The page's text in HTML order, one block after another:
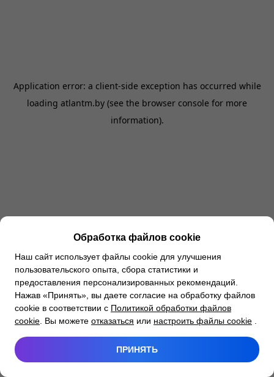
Application error: a client-side exception has occurred while
loading atlantm.by (see the browser console for more
information).
Обработка файлов cookie
Наш сайт использует файлы cookie для улучшения
пользовательского опыта, сбора статистики и
предоставления персонализированных рекомендаций.
Нажав «Принять», вы даете согласие на обработку файлов
cookie в соответствии с Политикой обработки файлов
cookie . Вы можете отказаться или настроить файлы cookie
ПРИНЯТЬ